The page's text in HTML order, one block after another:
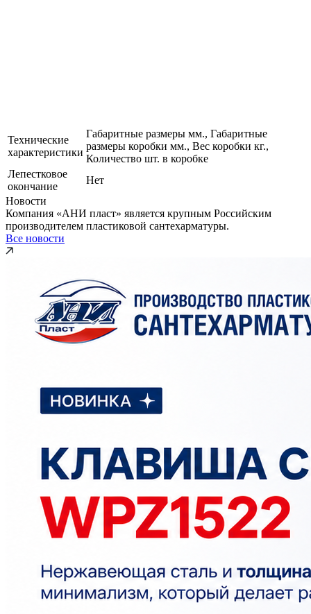
Технические
характеристики
Габаритные размеры мм., Габаритные
размеры коробки мм., Вес коробки кг.,
Количество шт. в коробке
Лепестковое
окончание
Нет
Новости
Компания «АНИ пласт» является крупным Российским
производителем пластиковой сантехарматуры.
Все новости